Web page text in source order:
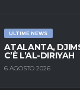
ULTIME NEWS
ATALANTA,
C’È L’AL-DIRIYAH
6 AGOSTO 2026